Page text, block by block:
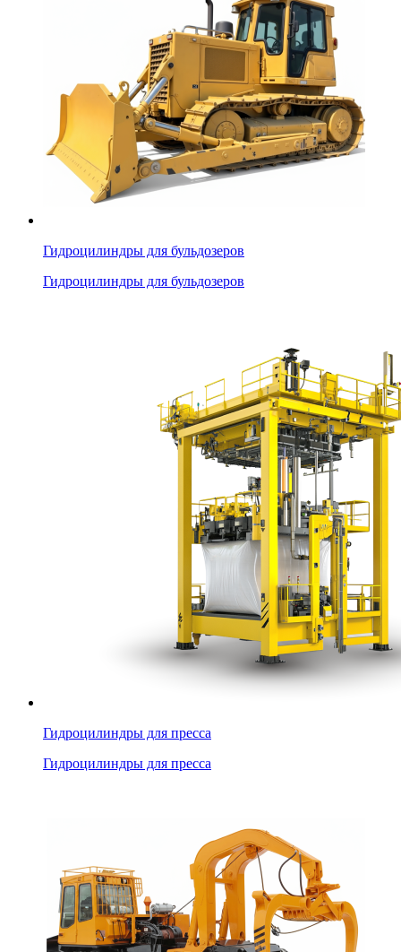
Гидроцилиндры для бульдозеров
Гидроцилиндры для бульдозеров
Гидроцилиндры для пресса
Гидроцилиндры для пресса